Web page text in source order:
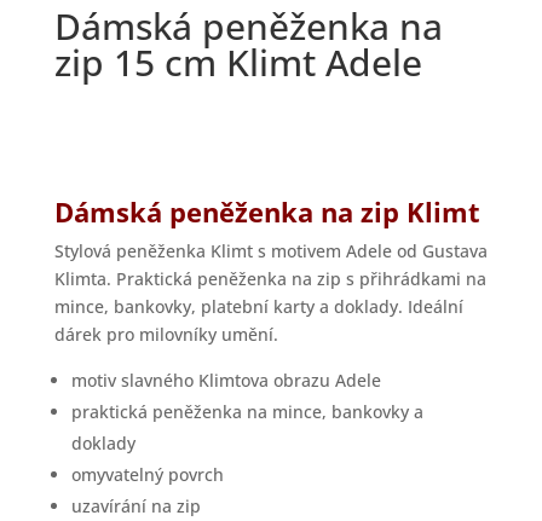
Dámská peněženka na
zip 15 cm Klimt Adele
Dámská peněženka na zip Klimt
Stylová peněženka Klimt s motivem Adele od Gustava
Klimta. Praktická peněženka na zip s přihrádkami na
mince, bankovky, platební karty a doklady. Ideální
dárek pro milovníky umění.
motiv slavného Klimtova obrazu Adele
praktická peněženka na mince, bankovky a
doklady
omyvatelný povrch
uzavírání na zip